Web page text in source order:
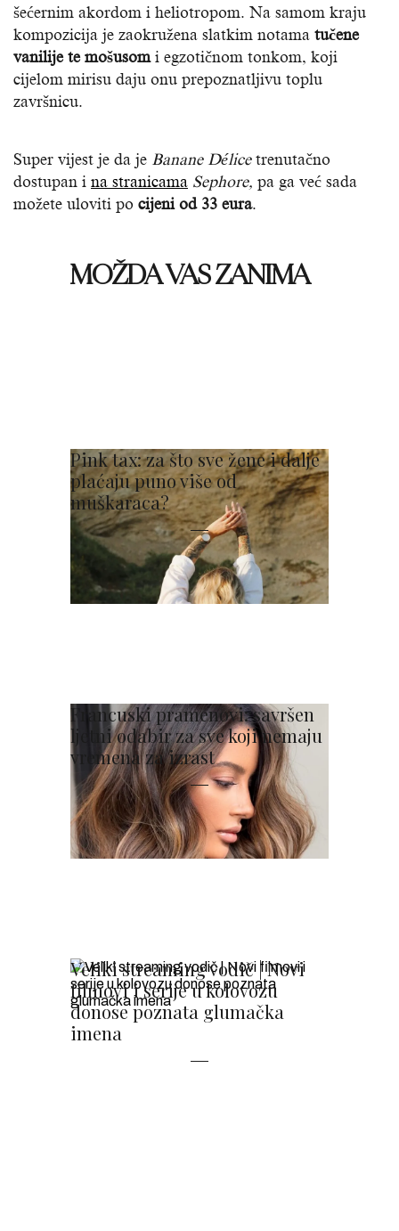
šećernim akordom i heliotropom. Na samom kraju
kompozicija je zaokružena slatkim notama tučene
vanilije te mošusomi egzotičnom tonkom, koji
cijelom mirisu daju onu prepoznatljivu toplu
završnicu.
Super vijest je da je Banane Délicetrenutačno
dostupan i na stranicama Sephore, pa ga već sada
možete uloviti po cijeni od 33 eura.
MOŽDA VAS ZANIMA
Pink tax: za što sve žene i dalje
plaćaju puno više od
muškaraca?
Francuski pramenovi: savršen
ljetni odabir za sve koji nemaju
vremena za izrast
Veliki streaming vodič | Novi
filmovi i serije u kolovozu
donose poznata glumačka
imena